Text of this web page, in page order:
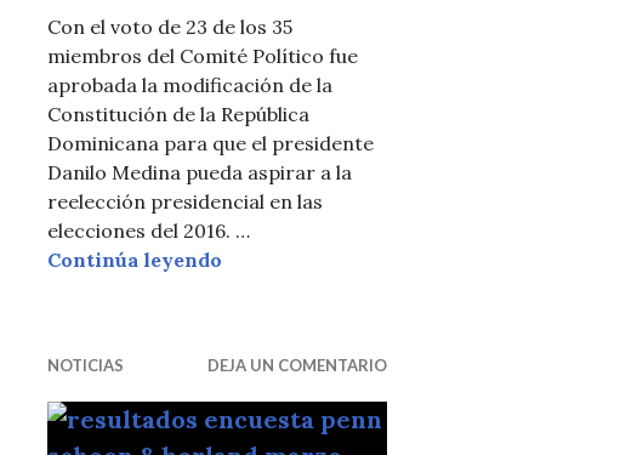
y Resultados en vivo Convención PRM
Con el voto de 23 de los 35
miembros del Comité Político fue
aprobada la modificación de la
Constitución de la República
Dominicana para que el presidente
Danilo Medina pueda aspirar a la
reelección presidencial en las
elecciones del 2016. …
Continúa leyendo
NOTICIAS DEJA UN COMENTARIO